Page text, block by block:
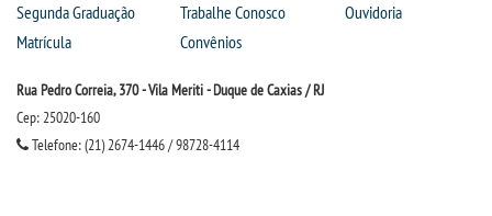
Segunda Graduação
Matrícula
Trabalhe Conosco
Convênios
Ouvidoria
Rua Pedro Correia, 370 - Vila Meriti - Duque de Caxias / RJ
Cep: 25020-160
Telefone: (21) 2674-1446 / 98728-4114